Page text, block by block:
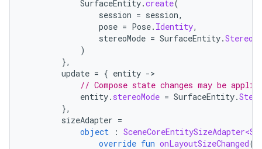
SurfaceEntity.create(
session = session,
pose = Pose. Identity,
stereoMode = SurfaceEntity.
)
},
update = { entity -
// Compose state changes may be
entity. stereoMode = SurfaceEntity.
},
sizeAdapter =
object
:
override fun onLayoutSizeChanged(